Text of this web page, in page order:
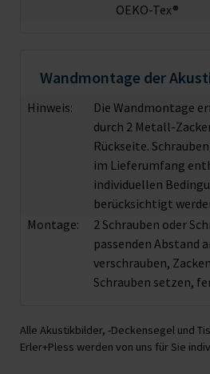
OEKO-Tex®
Wandmontage der
Hinweis:
Die Wandmontage
durch 2 Metall-
Rückseite.
im Lieferumfang
individuellen
berücksichtigt
Montage:
2 Schrauben oder
passenden Abstand
verschrauben,
Schrauben setzen,
Alle Akustikbilder, -Deckensegel und
Erler+Pless werden von uns für Sie